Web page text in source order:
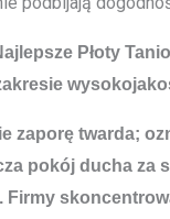
Płoty Tanio
zaporę twarda;
pokój ducha
Firmy